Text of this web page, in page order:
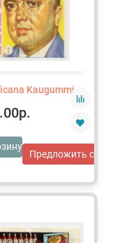
Kaugummi
Предложить свою